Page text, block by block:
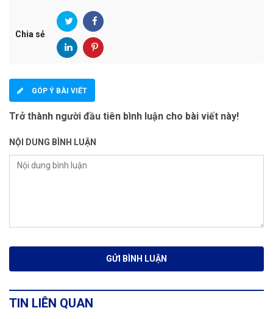
Chia sẻ
GÓP Ý BÀI VIẾT
Trở thành người đầu tiên bình luận cho bài viết này!
NỘI DUNG BÌNH LUẬN
TIN LIÊN QUAN